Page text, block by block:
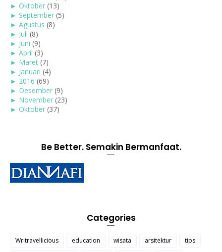
► Oktober (13)
► September (5)
► Agustus (8)
► Juli (8)
► Juni (9)
► April (3)
► Maret (7)
► Januari (4)
► 2016 (69)
► Desember (9)
► November (23)
► Oktober (37)
Be Better. Semakin Bermanfaat.
Categories
Writravellicious education wisata arsitektur
tips